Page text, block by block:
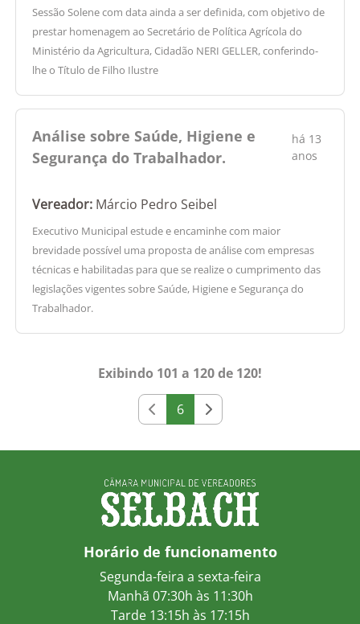
Sessão Solene com data ainda a ser definida, com objetivo de
prestar homenagem ao Secretário de Política Agrícola do
Ministério da Agricultura, Cidadão NERI GELLER, conferindo-
lhe o Título de Filho Ilustre
Análise sobre Saúde, Higiene e
Segurança do Trabalhador.
há 13
anos
Vereador: Márcio Pedro Seibel
Executivo Municipal estude e encaminhe com maior
brevidade possível uma proposta de análise com empresas
técnicas e habilitadas para que se realize o cumprimento das
legislações vigentes sobre Saúde, Higiene e Segurança do
Trabalhador.
Exibindo 101 a 120 de 120!
6
Horário de funcionamento
Segunda-feira a sexta-feira
Manhã 07:30h às 11:30h
Tarde 13:15h às 17:15h